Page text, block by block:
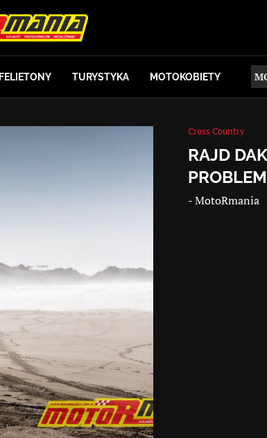
FELIETONY TURYSTYKA MOTOKOBIETY
Cross Country
RAJD
-MotoRmania